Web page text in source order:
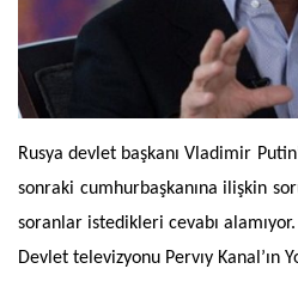
Rusya devlet başkanı Vladimir
sonraki cumhurbaşkanına ilişkin
soranlar istedikleri cevabı alamıyor.
Devlet televizyonu Pervıy Kanal’ın